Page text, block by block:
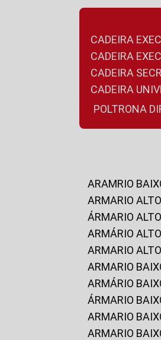
CADEIRA
CADEIRA
CADEIRA
CADEIRA
POLTRONA
ARAMRIO
ARMARIO
ÁRMARIO
ARMÁRIO
ARMARIO
ARMARIO
ARMÁRIO
ÁRMARIO
ARMARIO
ARMARIO